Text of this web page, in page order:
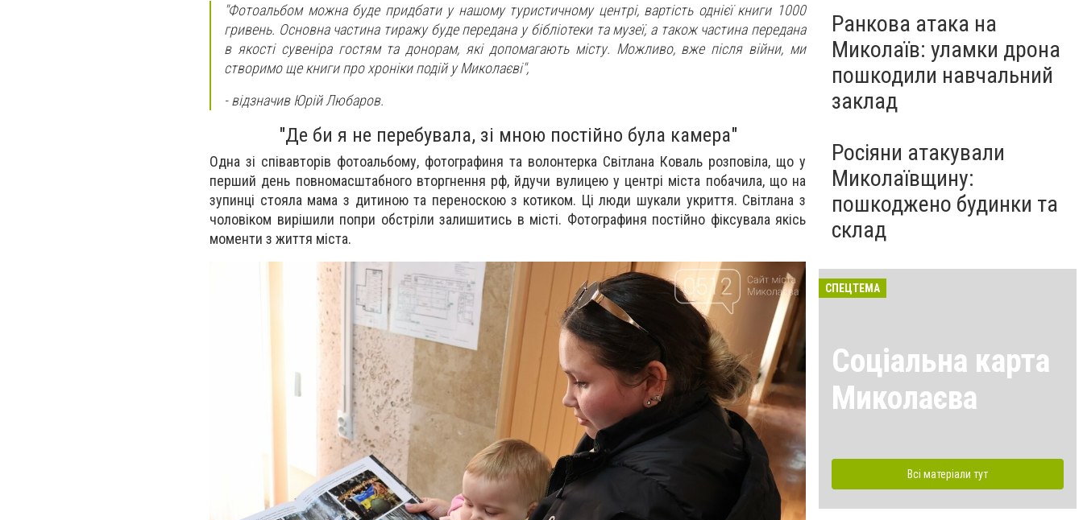
"Фотоальбом можна буде придбати у нашому туристичному центрі, вартість однієї книги 1000
гривень. Основна частина тиражу буде передана у бібліотеки та музеї, а також частина передана
в якості сувеніра гостям та донорам, які допомагають місту. Можливо, вже після війни, ми
створимо ще книги про хроніки подій у Миколаєві",
- відзначив Юрій Любаров.
"Де би я не перебувала, зі мною постійно була камера"
Одна зі співавторів фотоальбому, фотографиня та волонтерка Світлана Коваль розповіла, що у
перший день повномасштабного вторгнення рф, йдучи вулицею у центрі міста побачила, що на
зупинці стояла мама з дитиною та переноскою з котиком. Ці люди шукали укриття. Світлана з
чоловіком вирішили попри обстріли залишитись в місті. Фотографиня постійно фіксувала якісь
моменти з життя міста.
Ранкова атака на
Миколаїв: уламки дрона
пошкодили навчальний
заклад
Росіяни атакували
Миколаївщину:
пошкоджено будинки та
склад
СПЕЦТЕМА
Соціальна карта
Миколаєва
Всі матеріали тут